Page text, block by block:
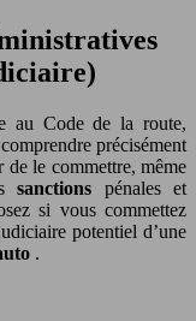
au Code de la route,
précisément
de le commettre, même
sanctions pénales et
si vous commettez
potentiel d’une
.